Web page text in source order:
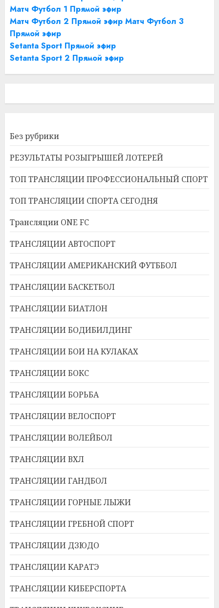
Матч Футбол 1 Прямой эфир
Матч Футбол 2 Прямой эфир Матч Футбол 3
Прямой эфир
Setanta Sport Прямой эфир
Setanta Sport 2 Прямой эфир
Без рубрики
РЕЗУЛЬТАТЫ РОЗЫГРЫШЕЙ ЛОТЕРЕЙ
ТОП ТРАНСЛЯЦИИ ПРОФЕССИОНАЛЬНЫЙ СПОРТ
ТОП ТРАНСЛЯЦИИ СПОРТА СЕГОДНЯ
Трансляции ONE FC
ТРАНСЛЯЦИИ АВТОСПОРТ
ТРАНСЛЯЦИИ АМЕРИКАНСКИЙ ФУТББОЛ
ТРАНСЛЯЦИИ БАСКЕТБОЛ
ТРАНСЛЯЦИИ БИАТЛОН
ТРАНСЛЯЦИИ БОДИБИЛДИНГ
ТРАНСЛЯЦИИ БОИ НА КУЛАКАХ
ТРАНСЛЯЦИИ БОКС
ТРАНСЛЯЦИИ БОРЬБА
ТРАНСЛЯЦИИ ВЕЛОСПОРТ
ТРАНСЛЯЦИИ ВОЛЕЙБОЛ
ТРАНСЛЯЦИИ ВХЛ
ТРАНСЛЯЦИИ ГАНДБОЛ
ТРАНСЛЯЦИИ ГОРНЫЕ ЛЫЖИ
ТРАНСЛЯЦИИ ГРЕБНОЙ СПОРТ
ТРАНСЛЯЦИИ ДЗЮДО
ТРАНСЛЯЦИИ КАРАТЭ
ТРАНСЛЯЦИИ КИБЕРСПОРТА